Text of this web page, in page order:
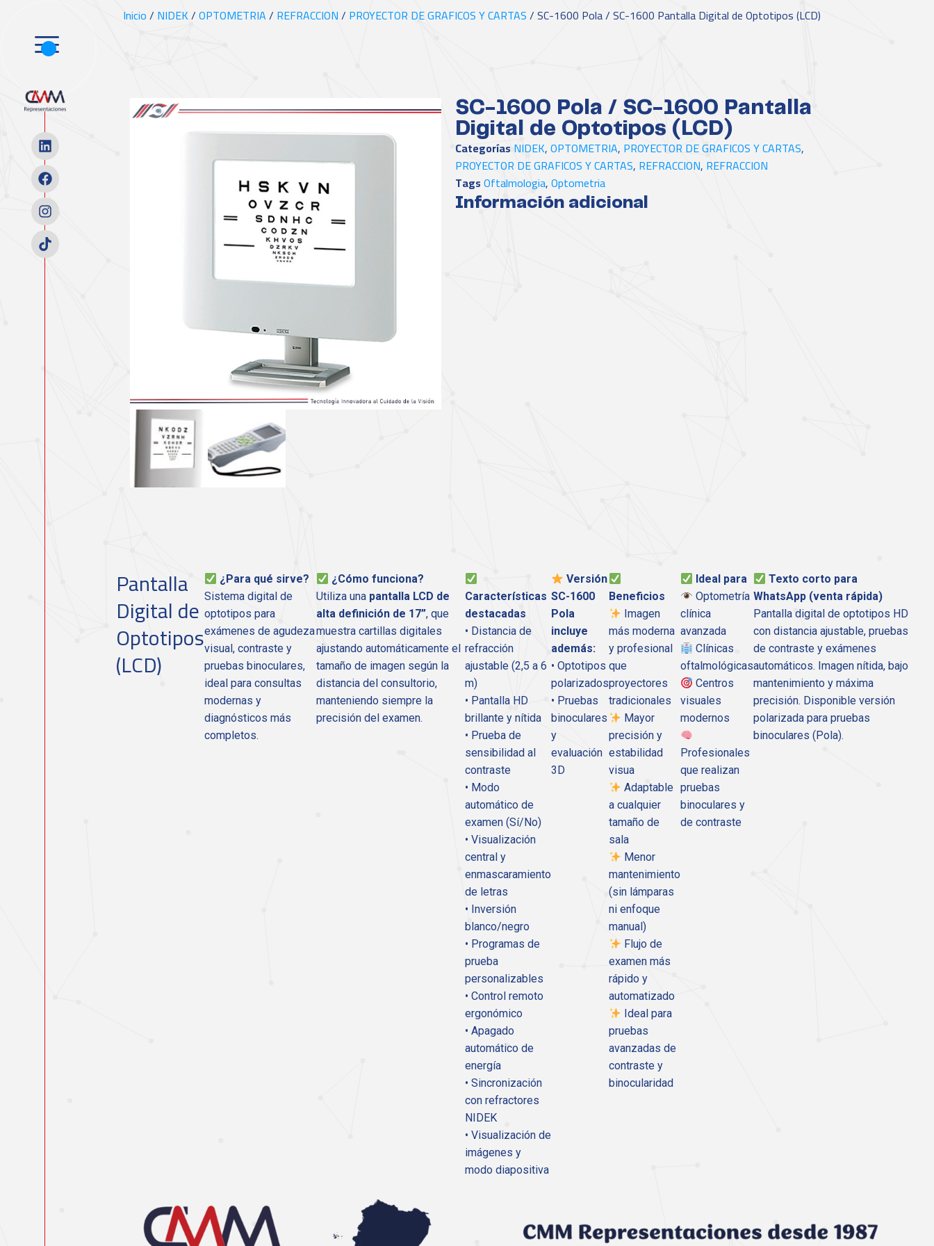
Inicio/ NIDEK/OPTOMETRIA/ REFRACCION/ PROYECTOR DE GRAFICOS Y CARTAS/ SC-1600 Pola / SC-1600 Pantalla Digital de Optotipos (LCD)
SC-1600 Pola / SC-1600 Pantalla
Digital de Optotipos (LCD)
Categorías NIDEK,OPTOMETRIA, PROYECTOR DE GRAFICOS Y CARTAS,
PROYECTOR DE GRAFICOS Y CARTAS, REFRACCION, REFRACCION
TagsOftalmologia,Optometria
Información adicional
Pantalla
Digital de
Optotipos
(LCD)
¿Para qué sirve?
Sistema digital de
optotipos para
exámenes de agudeza
visual, contraste y
pruebas binoculares,
ideal para consultas
modernas y
diagnósticos más
completos.
¿Cómo funciona?
Utiliza una pantalla LCD de
alta definición de 17”, que
muestra cartillas digitales
ajustando automáticamente el
tamaño de imagen según la
distancia del consultorio,
manteniendo siempre la
precisión del examen.
Características
destacadas
• Distancia de
refracción
ajustable (2,5 a 6
m)
• Pantalla HD
brillante y nítida
• Prueba de
sensibilidad al
contraste
• Modo
automático de
examen (Sí/No)
• Visualización
central y
enmascaramiento
de letras
• Inversión
blanco/negro
• Programas de
prueba
personalizables
• Control remoto
ergonómico
• Apagado
automático de
energía
• Sincronización
con refractores
NIDEK
• Visualización de
imágenes y
modo diapositiva
Versión
SC-1600
Pola
incluye
además:
• Optotipos
polarizados
• Pruebas
binoculares
y
evaluación
3D
Beneficios
Imagen
más moderna
y profesional
que
proyectores
tradicionales
Mayor
precisión y
estabilidad
visua
Adaptable
a cualquier
tamaño de
sala
Menor
mantenimiento
(sin lámparas
ni enfoque
manual)
Flujo de
examen más
rápido y
automatizado
Ideal para
pruebas
avanzadas de
contraste y
binocularidad
Ideal para
Optometría
clínica
avanzada
Clínicas
oftalmológicas
Centros
visuales
modernos
Profesionales
que realizan
pruebas
binoculares y
de contraste
Texto corto para
WhatsApp (venta rápida)
Pantalla digital de optotipos HD
con distancia ajustable, pruebas
de contraste y exámenes
automáticos. Imagen nítida, bajo
mantenimiento y máxima
precisión. Disponible versión
polarizada para pruebas
binoculares (Pola).